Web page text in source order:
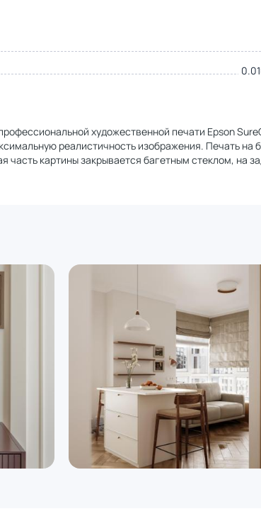
художественной печати Epson
реалистичность изображения. Печать на
картины закрывается багетным стеклом, на